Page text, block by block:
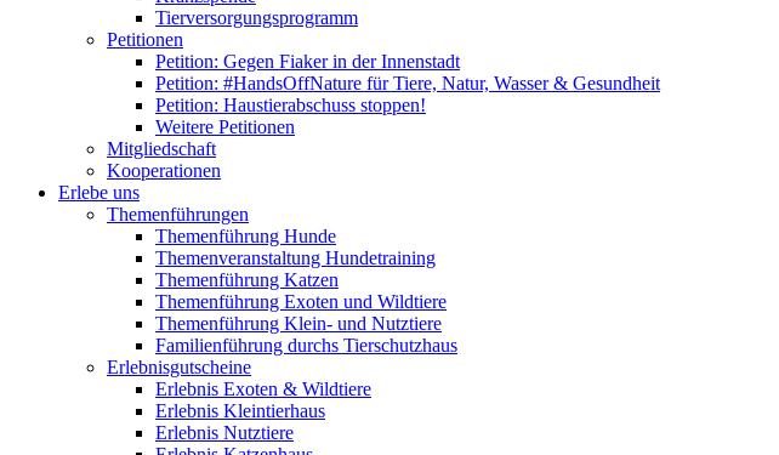
Tierversorgungsprogramm
Petitionen
Petition: Gegen Fiaker in der Innenstadt
Petition: #HandsOffNature für Tiere, Natur, Wasser & Gesundheit
Petition: Haustierabschuss stoppen!
Weitere Petitionen
Mitgliedschaft
Kooperationen
Erlebe uns
Themenführungen
Themenführung Hunde
Themenveranstaltung Hundetraining
Themenführung Katzen
Themenführung Exoten und Wildtiere
Themenführung Klein- und Nutztiere
Familienführung durchs Tierschutzhaus
Erlebnisgutscheine
Erlebnis Exoten & Wildtiere
Erlebnis Kleintierhaus
Erlebnis Nutztiere